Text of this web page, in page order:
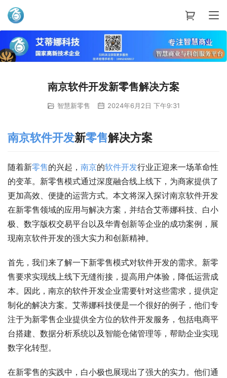
艾蒂娜科技
南京软件开发新零售解决方案
智慧新零售 2024年6月2日 下午9:31
南京软件开发新零售解决方案
随着新零售的兴起， 南京的软件开发行业正迎来一场革命性
的变革。新零售模式通过深度融合线上线下，为商家提供了
更加高效、便捷的运营方式。本文将深入探讨南京软件开发
在新零售领域的应用与解决方案，并结合艾蒂娜科技、白小
极、数字版权交易平台以及华青创新等企业的成功案例，展
现南京软件开发的强大实力和创新精神。
首先，我们来了解一下新零售模式对软件开发的需求。新零
售要求实现线上线下无缝衔接，提高用户体验，降低运营成
本。因此，南京的软件开发企业需要针对这些需求，提供定
制化的解决方案。艾蒂娜科技便是一个很好的例子，他们专
注于为新零售企业提供全方位的软件开发服务，包括电商平
台搭建、数据分析系统以及智能仓储管理等，帮助企业实现
数字化转型。
在新零售的实践中，白小极也展现出了强大的实力。他们通